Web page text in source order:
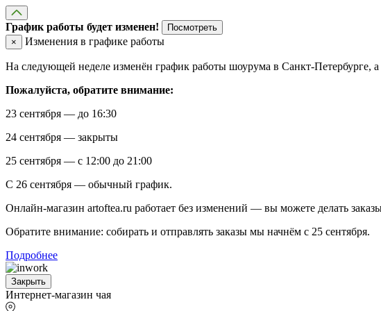
График работы будет изменен!
Посмотреть
×
Изменения в графике работы
На следующей неделе изменён график работы шоурума в Санкт-Петербурге,
Пожалуйста, обратите внимание:
23 сентября — до 16:30
24 сентября — закрыты
25 сентября — с 12:00 до 21:00
С 26 сентября — обычный график.
Онлайн-магазин artoftea.ru работает без изменений — вы можете делать
Обратите внимание: собирать и отправлять заказы мы начнём с 25 сентября.
Подробнее
Закрыть
Интернет-магазин чая